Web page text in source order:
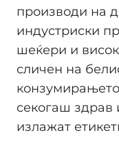
производи на
индустриски
шеќери и
сличен на
секогаш
излажат